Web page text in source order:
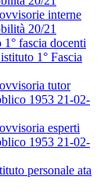
interne
20/21
fascia docenti
1° Fascia
tutor
1953 21-02-
esperti
1953 21-02-
personale ata